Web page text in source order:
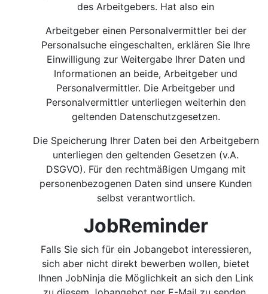
des Arbeitgebers. Hat also ein
Arbeitgeber einen Personalvermittler bei der
Personalsuche eingeschalten, erklären Sie Ihre
Einwilligung zur Weitergabe Ihrer Daten und
Informationen an beide, Arbeitgeber und
Personalvermittler. Die Arbeitgeber und
Personalvermittler unterliegen weiterhin den
geltenden Datenschutzgesetzen.
Die Speicherung Ihrer Daten bei den Arbeitgebern
unterliegen den geltenden Gesetzen (v.A.
DSGVO). Für den rechtmäßigen Umgang mit
personenbezogenen Daten sind unsere Kunden
selbst verantwortlich.
JobReminder
Falls Sie sich für ein Jobangebot interessieren,
sich aber nicht direkt bewerben wollen, bietet
Ihnen JobNinja die Möglichkeit an sich den Link